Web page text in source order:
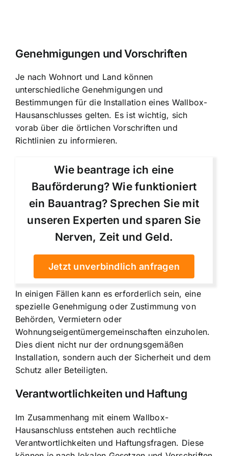
Genehmigungen und Vorschriften
Je nach Wohnort und Land können
unterschiedliche Genehmigungen und
Bestimmungen für die Installation eines Wallbox-
Hausanschlusses gelten. Es ist wichtig, sich
vorab über die örtlichen Vorschriften und
Richtlinien zu informieren.
Wie beantrage ich eine
Bauförderung? Wie funktioniert
ein Bauantrag? Sprechen Sie mit
unseren Experten und sparen Sie
Nerven, Zeit und Geld.
Jetzt unverbindlich anfragen
In einigen Fällen kann es erforderlich sein, eine
spezielle Genehmigung oder Zustimmung von
Behörden, Vermietern oder
Wohnungseigentümergemeinschaften einzuholen.
Dies dient nicht nur der ordnungsgemäßen
Installation, sondern auch der Sicherheit und dem
Schutz aller Beteiligten.
Verantwortlichkeiten und Haftung
Im Zusammenhang mit einem Wallbox-
Hausanschluss entstehen auch rechtliche
Verantwortlichkeiten und Haftungsfragen. Diese